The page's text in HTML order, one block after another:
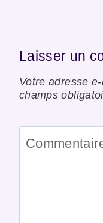
Laisser un
Votre adresse
champs